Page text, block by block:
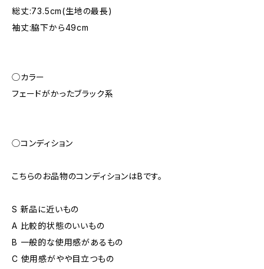
総丈:73.5cm(生地の最長)
袖丈:脇下から49cm
◯カラー
フェードがかったブラック系
◯コンディション
こちらのお品物のコンディションはBです。
S 新品に近いもの
A 比較的状態のいいもの
B 一般的な使用感があるもの
C 使用感がやや目立つもの